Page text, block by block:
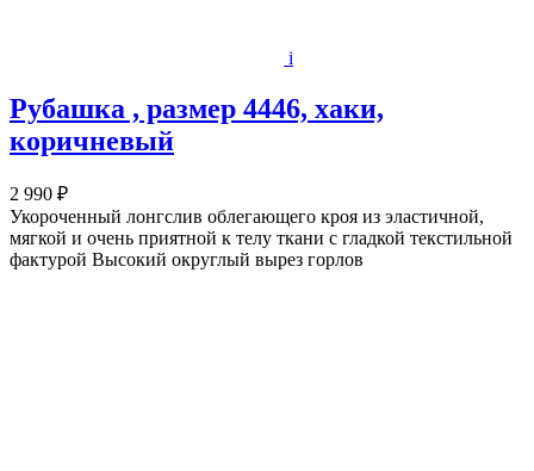
i
Рубашка , размер 4446, хаки,
коричневый
2 990 ₽
Укороченный лонгслив облегающего кроя из эластичной,
мягкой и очень приятной к телу ткани с гладкой текстильной
фактурой Высокий округлый вырез горлов